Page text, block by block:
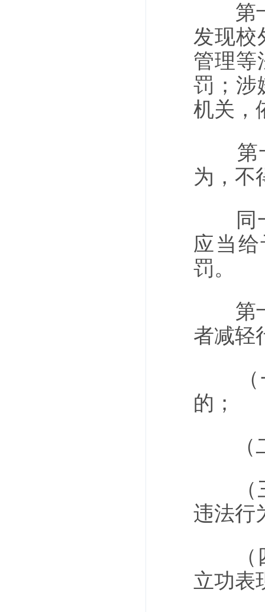
第十
发现校
管理等
罚；涉
机关，
第十
为，不
同一
应当
罚。
第十
者减轻
（一
的；
（二
（三
违法行
（四
立功表